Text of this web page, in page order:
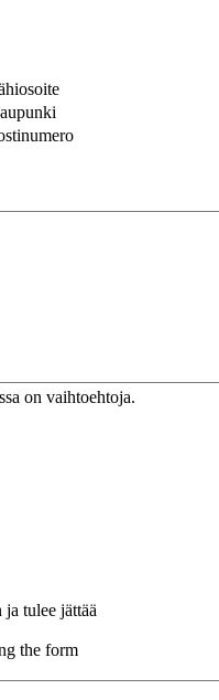
on vaihtoehtoja.
tulee jättää
the form